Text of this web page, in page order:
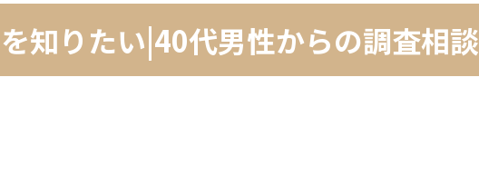
知りたい|40代男性からの調査相談